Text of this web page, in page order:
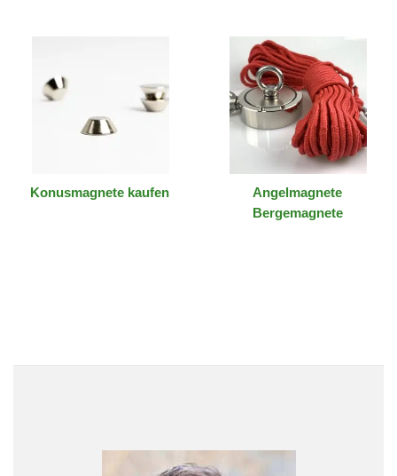
Konusmagnete kaufen
Angelmagnete
Bergemagnete